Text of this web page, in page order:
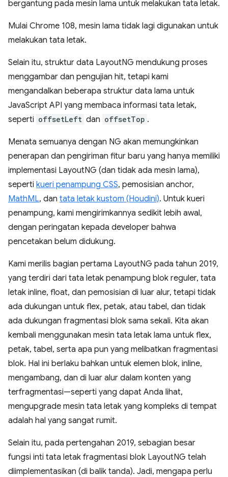
bergantung pada mesin lama untuk melakukan tata letak.
Mulai Chrome 108, mesin lama tidak lagi digunakan untuk
melakukan tata letak.
Selain itu, struktur data LayoutNG mendukung proses
menggambar dan pengujian hit, tetapi kami
mengandalkan beberapa struktur data lama untuk
JavaScript API yang membaca informasi tata letak,
seperti offsetLeft dan offsetTop .
Menata semuanya dengan NG akan memungkinkan
penerapan dan pengiriman fitur baru yang hanya memiliki
implementasi LayoutNG (dan tidak ada mesin lama),
seperti kueri penampung CSS, pemosisian anchor,
MathML, dan tata letak kustom (Houdini). Untuk kueri
penampung, kami mengirimkannya sedikit lebih awal,
dengan peringatan kepada developer bahwa
pencetakan belum didukung.
Kami merilis bagian pertama LayoutNG pada tahun 2019,
yang terdiri dari tata letak penampung blok reguler, tata
letak inline, float, dan pemosisian di luar alur, tetapi tidak
ada dukungan untuk flex, petak, atau tabel, dan tidak
ada dukungan fragmentasi blok sama sekali. Kita akan
kembali menggunakan mesin tata letak lama untuk flex,
petak, tabel, serta apa pun yang melibatkan fragmentasi
blok. Hal ini berlaku bahkan untuk elemen blok, inline,
mengambang, dan di luar alur dalam konten yang
terfragmentasi—seperti yang dapat Anda lihat,
mengupgrade mesin tata letak yang kompleks di tempat
adalah hal yang sangat rumit.
Selain itu, pada pertengahan 2019, sebagian besar
fungsi inti tata letak fragmentasi blok LayoutNG telah
diimplementasikan (di balik tanda). Jadi, mengapa perlu